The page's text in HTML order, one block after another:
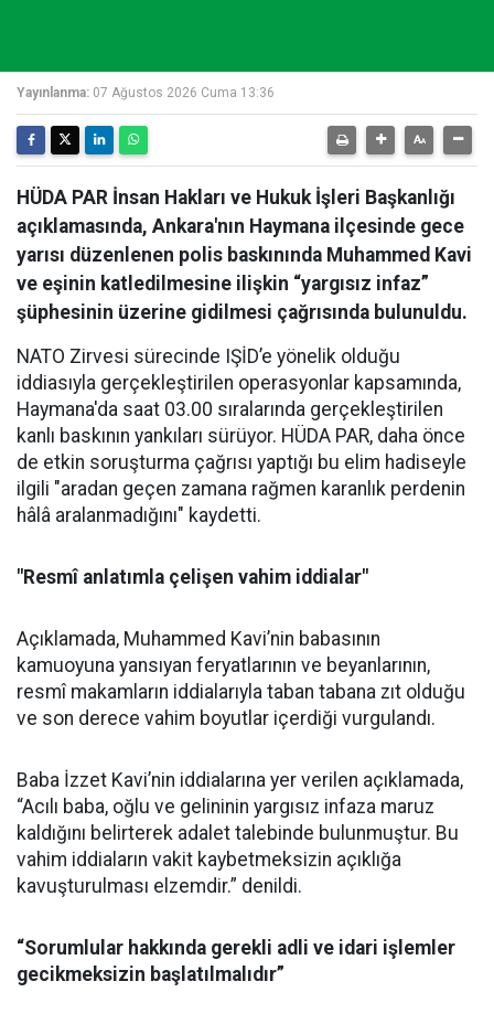
Yayınlanma: 07 Ağustos 2026 Cuma 13:36
HÜDA PAR İnsan Hakları ve Hukuk İşleri Başkanlığı
açıklamasında, Ankara'nın Haymana ilçesinde gece
yarısı düzenlenen polis baskınında Muhammed Kavi
ve eşinin katledilmesine ilişkin “yargısız infaz”
şüphesinin üzerine gidilmesi çağrısında bulunuldu.
NATO Zirvesi sürecinde IŞİD’e yönelik olduğu
iddiasıyla gerçekleştirilen operasyonlar kapsamında,
Haymana'da saat 03.00 sıralarında gerçekleştirilen
kanlı baskının yankıları sürüyor. HÜDA PAR, daha önce
de etkin soruşturma çağrısı yaptığı bu elim hadiseyle
ilgili "aradan geçen zamana rağmen karanlık perdenin
hâlâ aralanmadığını" kaydetti.
"Resmî anlatımla çelişen vahim iddialar"
Açıklamada, Muhammed Kavi’nin babasının
kamuoyuna yansıyan feryatlarının ve beyanlarının,
resmî makamların iddialarıyla taban tabana zıt olduğu
ve son derece vahim boyutlar içerdiği vurgulandı.
Baba İzzet Kavi’nin iddialarına yer verilen açıklamada,
“Acılı baba, oğlu ve gelininin yargısız infaza maruz
kaldığını belirterek adalet talebinde bulunmuştur. Bu
vahim iddiaların vakit kaybetmeksizin açıklığa
kavuşturulması elzemdir.” denildi.
“Sorumlular hakkında gerekli adli ve idari işlemler
gecikmeksizin başlatılmalıdır”